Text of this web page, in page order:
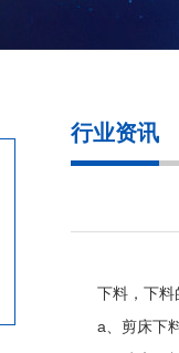
行业资讯
下料，下料
a、剪床下